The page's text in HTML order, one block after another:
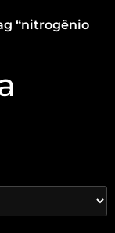
“nitrogênio